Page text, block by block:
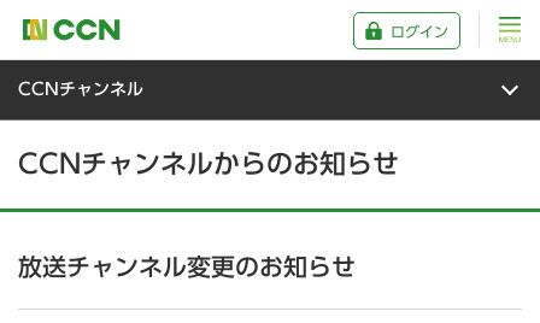
ログイン
CCNチャンネル
CCNチャンネルからのお知らせ
放送チャンネル変更のお知らせ